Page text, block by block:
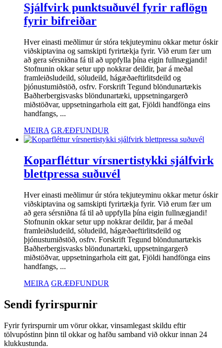
Sjálfvirk punktsuðuvél fyrir raflögn
fyrir bifreiðar
Hver einasti meðlimur úr stóra tekjuteyminu okkar metur óskir
viðskiptavina og samskipti fyrirtækja fyrir. Við erum fær um
að gera sérsniðna fá til að uppfylla þína eigin fullnægjandi!
Stofnunin okkar setur upp nokkrar deildir, þar á meðal
framleiðsludeild, söludeild, hágæðaeftirlitsdeild og
þjónustumiðstöð, osfrv. Forskrift Tegund blöndunartækis
Baðherbergisvasks blöndunartæki, uppsetningargerð
miðstöðvar, uppsetningarhola eitt gat, Fjöldi handfönga eins
handfangs, ...
MEIRA GRÆÐFUNDUR
Koparfléttur vírsnertistykki sjálfvirk
blettpressa suðuvél
Hver einasti meðlimur úr stóra tekjuteyminu okkar metur óskir
viðskiptavina og samskipti fyrirtækja fyrir. Við erum fær um
að gera sérsniðna fá til að uppfylla þína eigin fullnægjandi!
Stofnunin okkar setur upp nokkrar deildir, þar á meðal
framleiðsludeild, söludeild, hágæðaeftirlitsdeild og
þjónustumiðstöð, osfrv. Forskrift Tegund blöndunartækis
Baðherbergisvasks blöndunartæki, uppsetningargerð
miðstöðvar, uppsetningarhola eitt gat, Fjöldi handfönga eins
handfangs, ...
MEIRA GRÆÐFUNDUR
Sendi fyrirspurnir
Fyrir fyrirspurnir um vörur okkar, vinsamlegast skildu eftir
tölvupóstinn þinn til okkar og hafðu samband við okkur innan 24
klukkustunda.